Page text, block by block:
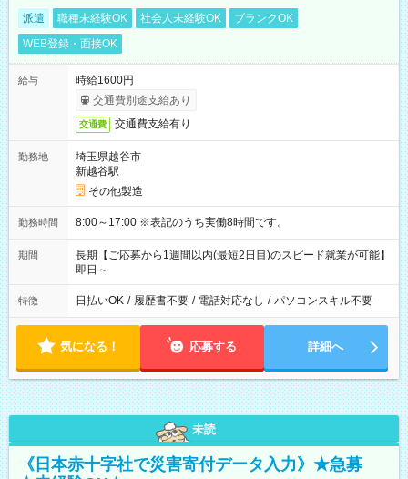
派遣 職種未経験OK 社会人未経験OK
ブランクOK
WEB登録・面接OK
給与
時給1600円
交通費別途支給あり
交通費 交通費支給有り
勤務地
埼玉県越谷市
新越谷駅
その他製造
勤務時間 8:00～17:00 ※表記のうち実働8時間です。
期間
長期【ご応募から1週間以内(最短2日目)のスピード就業が可能】
即日～
特徴 日払いOK / 履歴書不要 / 電話対応なし / パソコンスキル不要
気になる！ 応募する 詳細へ
未読
《日本赤十字社で災害寄付データ入力》★急募